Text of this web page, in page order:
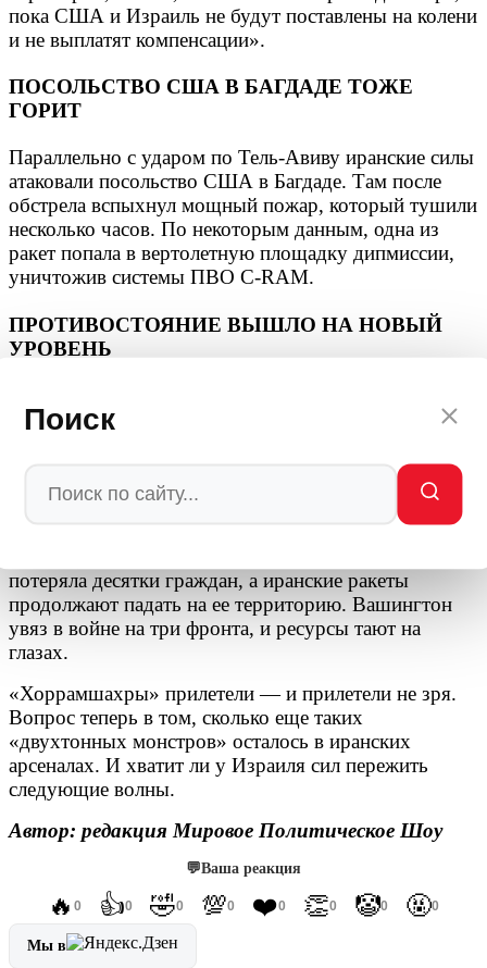
Поиск
пока США и Израиль не будут поставлены на колени
и не выплатят компенсации».
ПОСОЛЬСТВО США В БАГДАДЕ ТОЖЕ
ГОРИТ
Параллельно с ударом по Тель-Авиву иранские силы
атаковали посольство США в Багдаде. Там после
обстрела вспыхнул мощный пожар, который тушили
несколько часов. По некоторым данным, одна из
ракет попала в вертолетную площадку дипмиссии,
уничтожив системы ПВО C-RAM.
ПРОТИВОСТОЯНИЕ ВЫШЛО НА НОВЫЙ
УРОВЕНЬ
боеголовками означает, что Иран перестал играть по
Тегеран использует самое мощное оружие из своего
арсенала, и остановить его, судя по всему, не могут
ни «Железный купол», ни американские авианосцы.
потеряла десятки граждан, а иранские ракеты
продолжают падать на ее территорию. Вашингтон
увяз в войне на три фронта, и ресурсы тают на
глазах.
«Хоррамшахры» прилетели — и прилетели не зря.
Вопрос теперь в том, сколько еще таких
«двухтонных монстров» осталось в иранских
арсеналах. И хватит ли у Израиля сил пережить
следующие волны.
Автор: редакция Мировое Политическое Шоу
💬Ваша реакция
🔥 0 👍0 🤣0 💯0 ❤️0 👏0 🤡0 🤬0
Мы в